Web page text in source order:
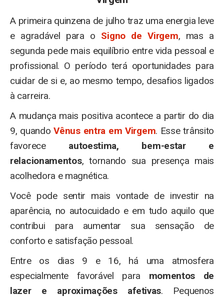
A primeira quinzena de julho traz uma energia leve
e agradável para o Signo de Virgem, mas a
segunda pede mais equilíbrio entre vida pessoal e
profissional. O período terá oportunidades para
cuidar de si e, ao mesmo tempo, desafios ligados
à carreira.
A mudança mais positiva acontece a partir do dia
9, quandoVênus entra em Virgem. Esse trânsito
favorece autoestima, bem-estar e
relacionamentos, tornando sua presença mais
acolhedora e magnética.
Você pode sentir mais vontade de investir na
aparência, no autocuidado e em tudo aquilo que
contribui para aumentar sua sensação de
conforto e satisfação pessoal.
Entre os dias 9 e 16, há uma atmosfera
especialmente favorável para momentos de
lazer e aproximações afetivas. Pequenos